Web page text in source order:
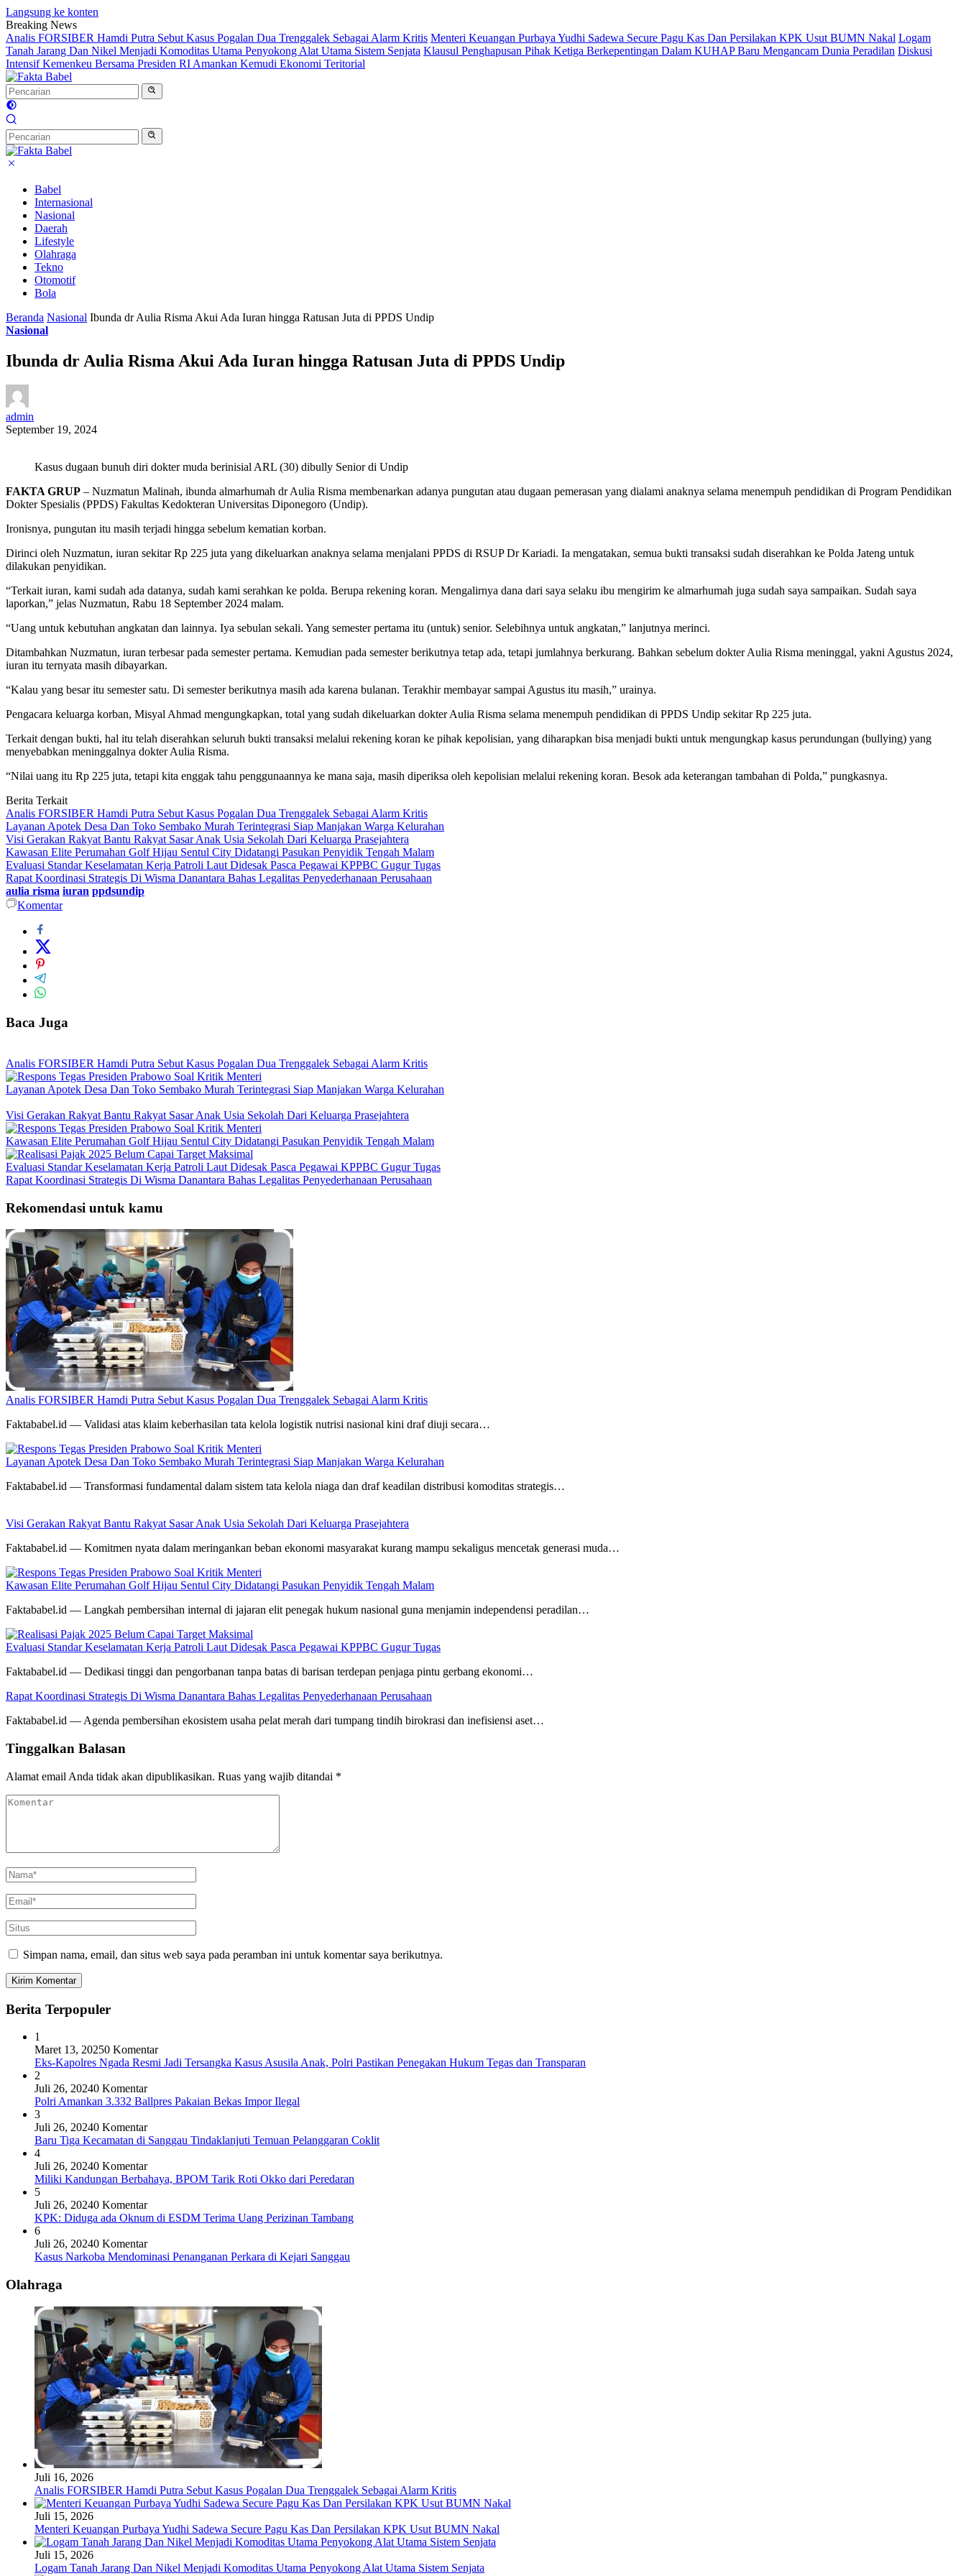
Langsung ke konten
Breaking News
Analis FORSIBER Hamdi Putra Sebut Kasus Pogalan Dua Trenggalek Sebagai Alarm Kritis Menteri Keuangan Purbaya Yudhi Sadewa Secure Pagu Kas Dan Persilakan KPK Usut BUMN Nakal Logam
Tanah Jarang Dan Nikel Menjadi Komoditas Utama Penyokong Alat Utama Sistem Senjata Klausul Penghapusan Pihak Ketiga Berkepentingan Dalam KUHAP Baru Mengancam Dunia Peradilan Diskusi
Intensif Kemenkeu Bersama Presiden RI Amankan Kemudi Ekonomi Teritorial
Babel
Internasional
Nasional
Daerah
Lifestyle
Olahraga
Tekno
Otomotif
Bola
Beranda Nasional Ibunda dr Aulia Risma Akui Ada Iuran hingga Ratusan Juta di PPDS Undip
Nasional
Ibunda dr Aulia Risma Akui Ada Iuran hingga Ratusan Juta di PPDS Undip
admin
September 19, 2024
Kasus dugaan bunuh diri dokter muda berinisial ARL (30) dibully Senior di Undip
FAKTA GRUP – Nuzmatun Malinah, ibunda almarhumah dr Aulia Risma membenarkan adanya pungutan atau dugaan pemerasan yang dialami anaknya selama menempuh pendidikan di Program Pendidikan
Dokter Spesialis (PPDS) Fakultas Kedokteran Universitas Diponegoro (Undip).
Ironisnya, pungutan itu masih terjadi hingga sebelum kematian korban.
Dirinci oleh Nuzmatun, iuran sekitar Rp 225 juta yang dikeluarkan anaknya selama menjalani PPDS di RSUP Dr Kariadi. Ia mengatakan, semua bukti transaksi sudah diserahkan ke Polda Jateng untuk
dilakukan penyidikan.
“Terkait iuran, kami sudah ada datanya, sudah kami serahkan ke polda. Berupa rekening koran. Mengalirnya dana dari saya selaku ibu mengirim ke almarhumah juga sudah saya sampaikan. Sudah saya
laporkan,” jelas Nuzmatun, Rabu 18 September 2024 malam.
“Uang untuk kebutuhan angkatan dan lainnya. Iya sebulan sekali. Yang semester pertama itu (untuk) senior. Selebihnya untuk angkatan,” lanjutnya merinci.
Ditambahkan Nuzmatun, iuran terbesar pada semester pertama. Kemudian pada semester berikutnya tetap ada, tetapi jumlahnya berkurang. Bahkan sebelum dokter Aulia Risma meninggal, yakni Agustus 2024,
iuran itu ternyata masih dibayarkan.
“Kalau yang besar itu semester satu. Di semester berikutnya masih ada karena bulanan. Terakhir membayar sampai Agustus itu masih,” urainya.
Pengacara keluarga korban, Misyal Ahmad mengungkapkan, total yang sudah dikeluarkan dokter Aulia Risma selama menempuh pendidikan di PPDS Undip sekitar Rp 225 juta.
Terkait dengan bukti, hal itu telah diserahkan seluruh bukti transaksi melalui rekening koran ke pihak kepolisian, yang diharapkan bisa menjadi bukti untuk mengungkap kasus perundungan (bullying) yang
menyebabkan meninggalnya dokter Aulia Risma.
“Nilai uang itu Rp 225 juta, tetapi kita enggak tahu penggunaannya ke mana saja, masih diperiksa oleh kepolisian melalui rekening koran. Besok ada keterangan tambahan di Polda,” pungkasnya.
Berita Terkait
Analis FORSIBER Hamdi Putra Sebut Kasus Pogalan Dua Trenggalek Sebagai Alarm Kritis
Layanan Apotek Desa Dan Toko Sembako Murah Terintegrasi Siap Manjakan Warga Kelurahan
Visi Gerakan Rakyat Bantu Rakyat Sasar Anak Usia Sekolah Dari Keluarga Prasejahtera
Kawasan Elite Perumahan Golf Hijau Sentul City Didatangi Pasukan Penyidik Tengah Malam
Evaluasi Standar Keselamatan Kerja Patroli Laut Didesak Pasca Pegawai KPPBC Gugur Tugas
Rapat Koordinasi Strategis Di Wisma Danantara Bahas Legalitas Penyederhanaan Perusahaan
aulia risma iuran ppdsundip
Komentar
Baca Juga
Analis FORSIBER Hamdi Putra Sebut Kasus Pogalan Dua Trenggalek Sebagai Alarm Kritis
Layanan Apotek Desa Dan Toko Sembako Murah Terintegrasi Siap Manjakan Warga Kelurahan
Visi Gerakan Rakyat Bantu Rakyat Sasar Anak Usia Sekolah Dari Keluarga Prasejahtera
Kawasan Elite Perumahan Golf Hijau Sentul City Didatangi Pasukan Penyidik Tengah Malam
Evaluasi Standar Keselamatan Kerja Patroli Laut Didesak Pasca Pegawai KPPBC Gugur Tugas
Rapat Koordinasi Strategis Di Wisma Danantara Bahas Legalitas Penyederhanaan Perusahaan
Rekomendasi untuk kamu
Analis FORSIBER Hamdi Putra Sebut Kasus Pogalan Dua Trenggalek Sebagai Alarm Kritis
Faktababel.id — Validasi atas klaim keberhasilan tata kelola logistik nutrisi nasional kini draf diuji secara…
Layanan Apotek Desa Dan Toko Sembako Murah Terintegrasi Siap Manjakan Warga Kelurahan
Faktababel.id — Transformasi fundamental dalam sistem tata kelola niaga dan draf keadilan distribusi komoditas strategis…
Visi Gerakan Rakyat Bantu Rakyat Sasar Anak Usia Sekolah Dari Keluarga Prasejahtera
Faktababel.id — Komitmen nyata dalam meringankan beban ekonomi masyarakat kurang mampu sekaligus mencetak generasi muda…
Kawasan Elite Perumahan Golf Hijau Sentul City Didatangi Pasukan Penyidik Tengah Malam
Faktababel.id — Langkah pembersihan internal di jajaran elit penegak hukum nasional guna menjamin independensi peradilan…
Evaluasi Standar Keselamatan Kerja Patroli Laut Didesak Pasca Pegawai KPPBC Gugur Tugas
Faktababel.id — Dedikasi tinggi dan pengorbanan tanpa batas di barisan terdepan penjaga pintu gerbang ekonomi…
Rapat Koordinasi Strategis Di Wisma Danantara Bahas Legalitas Penyederhanaan Perusahaan
Faktababel.id — Agenda pembersihan ekosistem usaha pelat merah dari tumpang tindih birokrasi dan inefisiensi aset…
Tinggalkan Balasan
Alamat email Anda tidak akan dipublikasikan. Ruas yang wajib ditandai *
Simpan nama, email, dan situs web saya pada peramban ini untuk komentar saya berikutnya.
Berita Terpopuler
1
Maret 13, 20250 Komentar
Eks-Kapolres Ngada Resmi Jadi Tersangka Kasus Asusila Anak, Polri Pastikan Penegakan Hukum Tegas dan Transparan
2
Juli 26, 20240 Komentar
Polri Amankan 3.332 Ballpres Pakaian Bekas Impor Ilegal
3
Juli 26, 20240 Komentar
Baru Tiga Kecamatan di Sanggau Tindaklanjuti Temuan Pelanggaran Coklit
4
Juli 26, 20240 Komentar
Miliki Kandungan Berbahaya, BPOM Tarik Roti Okko dari Peredaran
5
Juli 26, 20240 Komentar
KPK: Diduga ada Oknum di ESDM Terima Uang Perizinan Tambang
6
Juli 26, 20240 Komentar
Kasus Narkoba Mendominasi Penanganan Perkara di Kejari Sanggau
Olahraga
Juli 16, 2026
Analis FORSIBER Hamdi Putra Sebut Kasus Pogalan Dua Trenggalek Sebagai Alarm Kritis
Juli 15, 2026
Menteri Keuangan Purbaya Yudhi Sadewa Secure Pagu Kas Dan Persilakan KPK Usut BUMN Nakal
Juli 15, 2026
Logam Tanah Jarang Dan Nikel Menjadi Komoditas Utama Penyokong Alat Utama Sistem Senjata